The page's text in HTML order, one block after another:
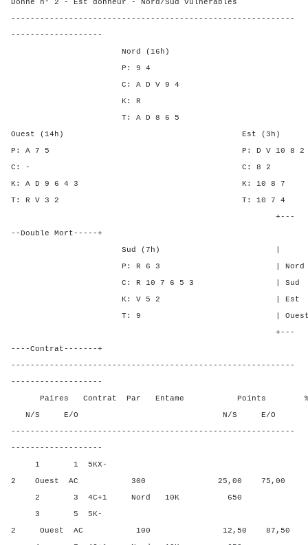
Donne n° 2 - Est donneur - Nord/Sud vulnérables
-----------------------------------------------------------
-------------------
Nord (16h)
P: 9 4
C: A D V 9 4
K: R
T: A D 8 6 5
Ouest (14h) Est (3h)
P: A 7 5 P: D V 10
C: - C: 8
K: A D 9 6 4 3 K: 10
T: R V 3 2 T: 10
+---
--Double Mort-----+
Sud (7h) | SA P C
P: R 6 3 | Nord 2 -
C: R 10 7 6 5 3 | Sud 2
K: V 5 2 | Est - 2
T: 9 | Ouest - 2
+---
----Contrat-------+
-----------------------------------------------------------
-------------------
Paires Contrat Par Entame Points %
N/S E/O N/S E/O N/
-----------------------------------------------------------
-------------------
1 1 5KX-
2 Ouest AC 300 25,00 75,00
2 3 4C+1 Nord 10K 650
3 5 5K-
2 Ouest AC 100 12,50 87,50